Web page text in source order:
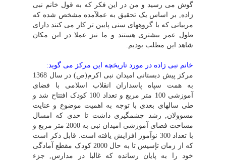
گوش مى رسید و من در این فکر که به قول خانم نبى
زاده, بر اساس یک تحقیق به عملآمده مشخص شده که
مربیانى که با گروههاى سنى پایین تر کار مى کنند داراى
طول عمر بیشترى هستند و ما نیز عملا در این مکان
شاهد این مطلب بودیم.
خانم نبى زاده در مورد تاریخچه این مرکز مى گوید:
مرکز پیش دبستانى امیدان نبى اکرم(ص) در سال 1368
به همت سپاه پاسداران انقلاب اسلامى با فضاى
آموزشى 100 متر مربع و تعداد 100 کودک افتتاح شد و
طى سالهاى بعدى با توجه به اهمیت موضوع و عنایت
مسوولان, رشد چشمگیرى داشت تا حدى که امسال
مساحت فضاى آموزشى امیدان نبى به 2000 متر مربع و
با تعداد 300 نوآموز افزایش یافته است. قابل ذکر است
که از زمان تإسیس تا به حال 2000 کودک مقطع آمادگى
خود را به پایان رسانده که غالبا در مدارس, جزء